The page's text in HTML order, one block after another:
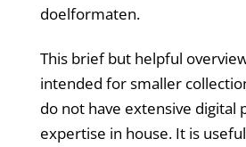
doelformaten.
This brief but helpful
intended for smaller
do not have extensive digital
expertise in house. It is